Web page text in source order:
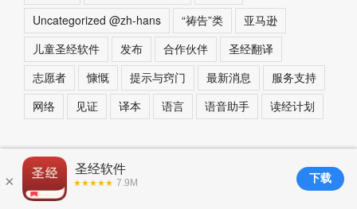
Uncategorized @zh-hans
“祷告”类
亚马逊
儿童圣经软件
发布 合作伙伴
圣经翻译
志愿者
慷慨 提示与窍门 最新消息
服务支持
网络
见证 译本 语言 语音助手 读经计划